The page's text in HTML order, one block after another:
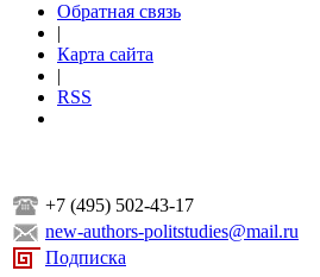
Обратная связь
|
Карта сайта
|
RSS
+7 (495) 502-43-17
new-authors-politstudies@mail.ru
Подписка